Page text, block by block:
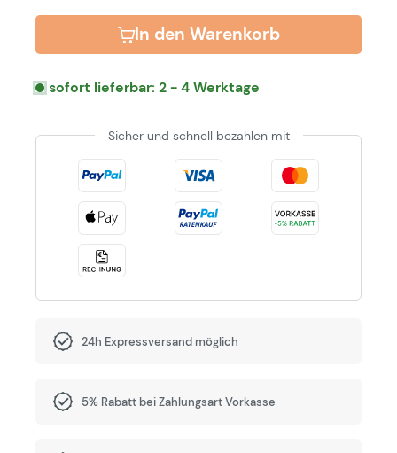
In den Warenkorb
sofort lieferbar: 2 - 4 Werktage
Sicher und schnell bezahlen mit
24h Expressversand möglich
5% Rabatt bei Zahlungsart Vorkasse